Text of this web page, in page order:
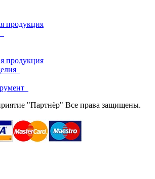
продукция
продукция
"Партнёр" Все права защищены.